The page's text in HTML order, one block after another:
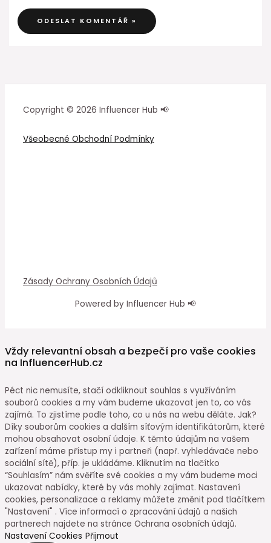
Copyright © 2026 Influencer Hub 📢
Všeobecné Obchodní Podmínky
Zásady Ochrany Osobních Údajů
Powered by Influencer Hub 📢
Vždy relevantní obsah a bezpečí pro vaše cookies
na InfluencerHub.cz
Péct nic nemusíte, stačí odkliknout souhlas s využíváním
souborů cookies a my vám budeme ukazovat jen to, co vás
zajímá. To zjistíme podle toho, co u nás na webu děláte. Jak?
Díky souborům cookies a dalším síťovým identifikátorům, které
mohou obsahovat osobní údaje. K těmto údajům na vašem
zařízení máme přístup my i partneři (např. vyhledávače nebo
sociální sítě), příp. je ukládáme. Kliknutím na tlačítko
“Souhlasím” nám svěříte své cookies a my vám budeme moci
ukazovat nabídky, které by vás mohly zajímat. Nastavení
cookies, personalizace a reklamy můžete změnit pod tlačítkem
"Nastavení" . Více informací o zpracování údajů a našich
partnerech najdete na stránce Ochrana osobních údajů.
Nastavení Cookies Přijmout